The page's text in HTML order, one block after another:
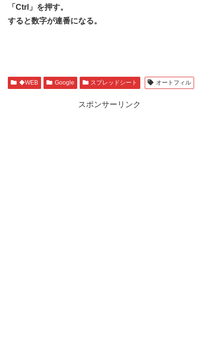
「Ctrl」を押す。
すると数字が連番になる。
◆WEB Google スプレッドシート オートフィル
スポンサーリンク